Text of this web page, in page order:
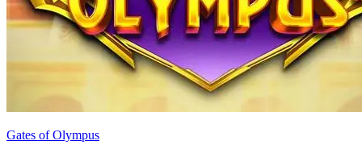
Gates of Olympus